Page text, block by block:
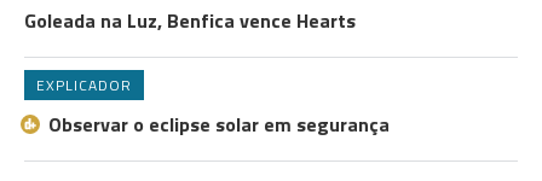
Goleada na Luz, Benfica vence Hearts
EXPLICADOR
Observar o eclipse solar em segurança